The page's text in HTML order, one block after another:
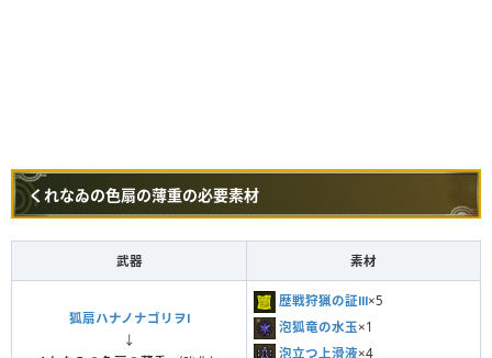
くれなゐの色扇の薄重の必要素材
武器 素材
狐扇ハナノナゴリヲⅠ
↓
歴戦狩猟の証Ⅲ×5
泡狐竜の水玉×1
泡立つ上滑液×4